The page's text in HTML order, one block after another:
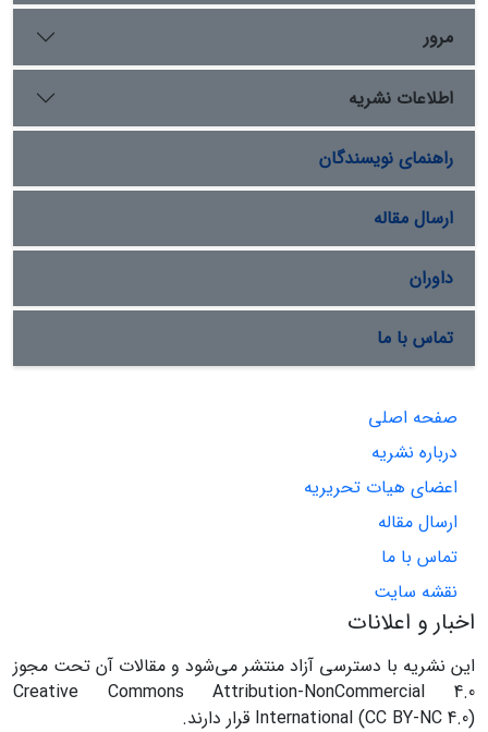
مرور
اطلاعات نشریه
راهنمای نویسندگان
ارسال مقاله
داوران
تماس با ما
صفحه اصلی
درباره نشریه
اعضای هیات تحریریه
ارسال مقاله
تماس با ما
نقشه سایت
اخبار و اعلانات
این نشریه با دسترسی آزاد منتشر می‌شود و مقالات آن تحت مجوز
Creative Commons Attribution-NonCommercial 4.0
International (CC BY-NC 4.0) قرار دارند.